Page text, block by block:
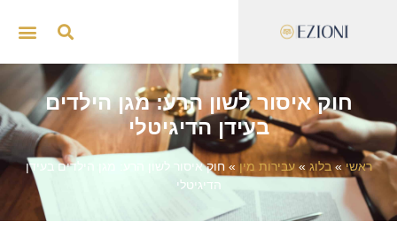
חוק איסור לשון הרע: מגן הילדים
בעידן הדיגיטלי
ראשי»בלוג»עבירות מין » חוק איסור לשון הרע: מגן הילדים בעידן
הדיגיטלי